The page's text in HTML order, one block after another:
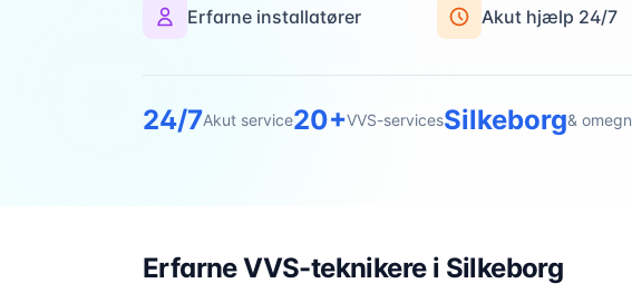
Erfarne installatører Akut hjælp 24/7
24/7Akut service20+VVS-servicesSilkeborg& omegn
Erfarne VVS-teknikere i Silkeborg